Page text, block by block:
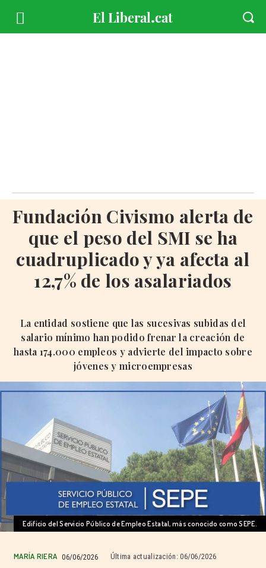
Fundación Civismo alerta de
que el peso del SMI se ha
cuadruplicado y ya afecta al
12,7% de los asalariados
La entidad sostiene que las sucesivas subidas del
salario mínimo han podido frenar la creación de
hasta 174.000 empleos y advierte del impacto sobre
jóvenes y microempresas
Edificio del Servicio Público de Empleo Estatal, más conocido como SEPE.
MARÍA RIERA 06/06/2026 Última actualización: 06/06/2026